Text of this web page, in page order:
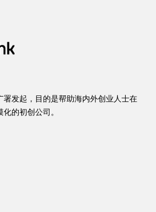
发起，目的是帮助海内外创业人士在
的初创公司。